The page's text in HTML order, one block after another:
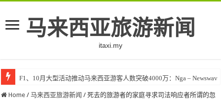
马来西亚旅游新闻
itaxi.my
F1、10月大型活动推动马来西亚游客人数突破4000万：Nga – Newswav
Home / 马来西亚旅游新闻 / 死去的旅游者的家庭寻求司法响应者所谓的忽